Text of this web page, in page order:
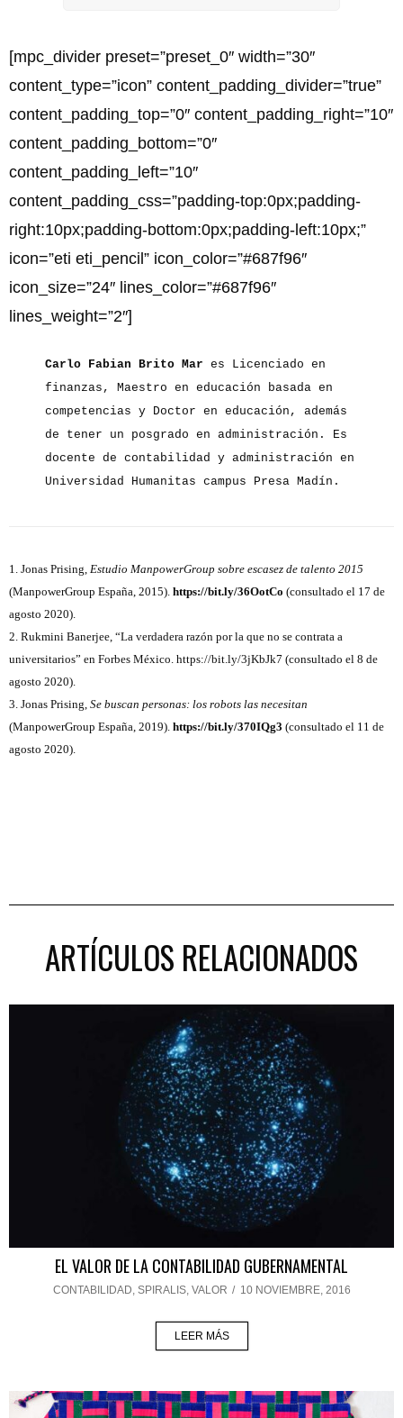
[mpc_divider preset=”preset_0″ width=”30″
content_type=”icon” content_padding_divider=”true”
content_padding_top=”0″ content_padding_right=”10″
content_padding_bottom=”0″
content_padding_left=”10″
content_padding_css=”padding-top:0px;padding-
right:10px;padding-bottom:0px;padding-left:10px;”
icon=”eti eti_pencil” icon_color=”#687f96″
icon_size=”24″ lines_color=”#687f96″
lines_weight=”2″]
Carlo Fabian Brito Mar es Licenciado en
finanzas, Maestro en educación basada en
competencias y Doctor en educación, además
de tener un posgrado en administración. Es
docente de contabilidad y administración en
Universidad Humanitas campus Presa Madín.
1. Jonas Prising, Estudio ManpowerGroup sobre escasez de talento 2015
(ManpowerGroup España, 2015). https://bit.ly/36OotCo (consultado el 17 de
agosto 2020).
2. Rukmini Banerjee, “La verdadera razón por la que no se contrata a
universitarios” en Forbes México. https://bit.ly/3jKbJk7 (consultado el 8 de
agosto 2020).
3. Jonas Prising, Se buscan personas: los robots las necesitan
(ManpowerGroup España, 2019). https://bit.ly/370IQg3 (consultado el 11 de
agosto 2020).
ARTÍCULOS RELACIONADOS
EL VALOR DE LA CONTABILIDAD GUBERNAMENTAL
CONTABILIDAD, SPIRALIS, VALOR / 10 NOVIEMBRE, 2016
LEER MÁS